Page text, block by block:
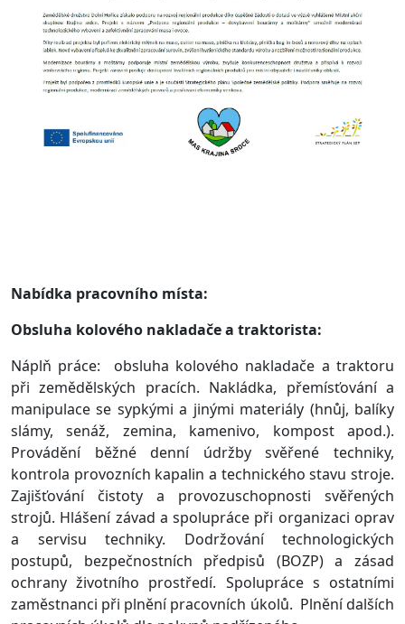
Nabídka pracovního místa:
Obsluha kolového nakladače a traktorista:
Náplň práce: obsluha kolového nakladače a traktoru
při zemědělských pracích. Nakládka, přemísťování a
manipulace se sypkými a jinými materiály (hnůj, balíky
slámy, senáž, zemina, kamenivo, kompost apod.).
Provádění běžné denní údržby svěřené techniky,
kontrola provozních kapalin a technického stavu stroje.
Zajišťování čistoty a provozuschopnosti svěřených
strojů. Hlášení závad a spolupráce při organizaci oprav
a servisu techniky. Dodržování technologických
postupů, bezpečnostních předpisů (BOZP) a zásad
ochrany životního prostředí. Spolupráce s ostatními
zaměstnanci při plnění pracovních úkolů. Plnění dalších